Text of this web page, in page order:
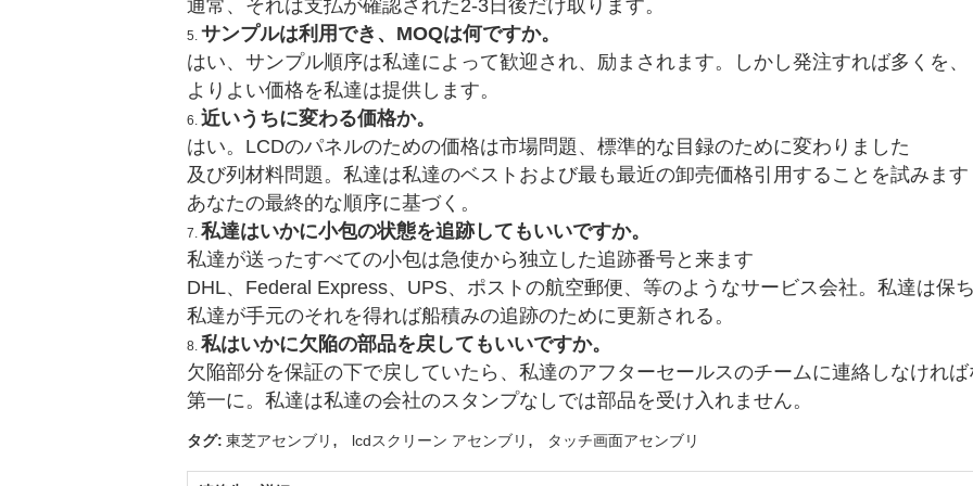
通常、それは支払が確認された2-3日後だけ取ります。
5. サンプルは利用でき、MOQは何ですか。
はい、サンプル順序は私達によって歓迎され、励まされます。しかし発注すれば多くを、
よりよい価格を私達は提供します。
6. 近いうちに変わる価格か。
はい。LCDのパネルのための価格は市場問題、標準的な目録のために変わりました
及び列材料問題。私達は私達のベストおよび最も最近の卸売価格引用することを試みます
あなたの最終的な順序に基づく。
7. 私達はいかに小包の状態を追跡してもいいですか。
私達が送ったすべての小包は急使から独立した追跡番号と来ます
DHL、Federal Express、UPS、ポストの航空郵便、等のようなサービス会社。私達は保
私達が手元のそれを得れば船積みの追跡のために更新される。
8. 私はいかに欠陥の部品を戻してもいいですか。
欠陥部分を保証の下で戻していたら、私達のアフターセールスのチームに連絡しなけれ
第一に。 私達は私達の会社のスタンプなしでは部品を受け入れません。
タグ: 東芝アセンブリ , lcdスクリーン アセンブリ , タッチ画面アセンブリ